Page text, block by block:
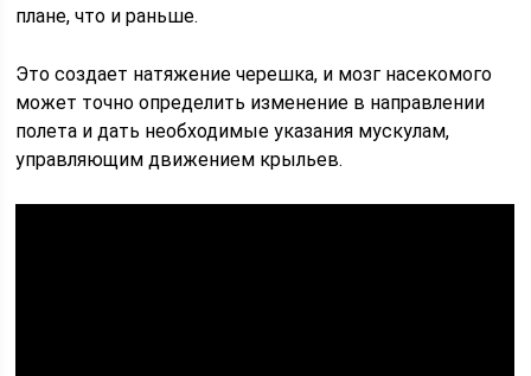
плане, что и раньше.
Это создает натяжение черешка, и мозг насекомого
может точно определить изменение в направлении
полета и дать необходимые указания мускулам,
управляющим движением крыльев.